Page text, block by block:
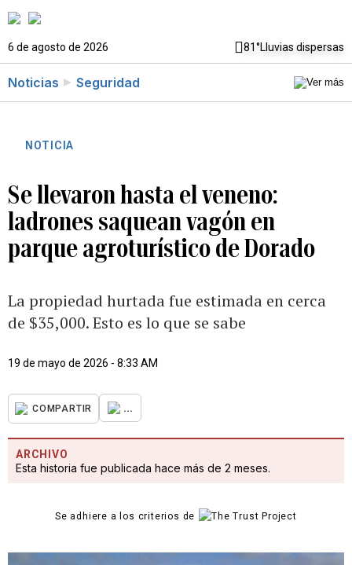
6 de agosto de 2026 81°Lluvias dispersas
Noticias Seguridad
NOTICIA
Se llevaron hasta el veneno:
ladrones saquean vagón en
parque agroturístico de Dorado
La propiedad hurtada fue estimada en cerca
de $35,000. Esto es lo que se sabe
19 de mayo de 2026 - 8:33 AM
COMPARTIR ...
ARCHIVO
Esta historia fue publicada hace más de 2 meses.
Se adhiere a los criterios de